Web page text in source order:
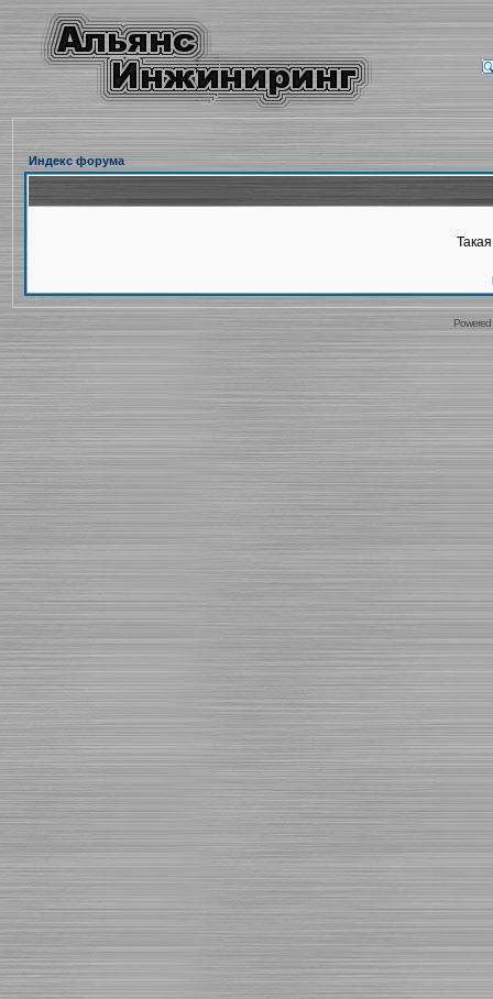
Индекс форума